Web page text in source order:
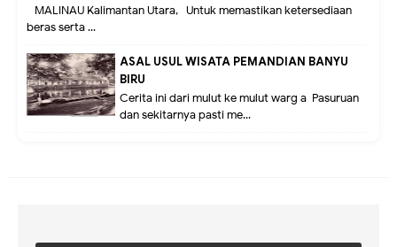
MALINAU Kalimantan Utara,- Untuk memastikan ketersediaan
beras serta ...
ASAL USUL WISATA PEMANDIAN BANYU
BIRU
Cerita ini dari mulut ke mulut warg a Pasuruan
dan sekitarnya pasti me...